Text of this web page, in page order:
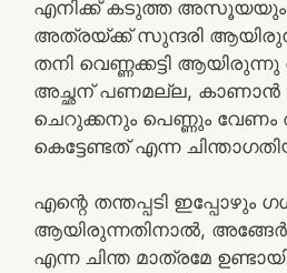
എനിക്ക് കടുത്ത അസൂയയും
അത്രയ്ക്ക് സുന്ദരി
തനി വെണ്ണക്കട്ടി
അച്ഛന് പണമല്ല, കാണാന്‍
ചെറുക്കനും പെണ്ണും വേണം
കെട്ടേണ്ടത് എന്ന
എന്റെ തന്തപ്പടി ഇപ്പോഴും
ആയിരുന്നതിനാല്‍,
എന്ന ചിന്ത മാത്രമേ